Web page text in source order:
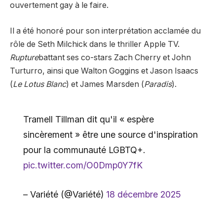
ouvertement gay à le faire.
Il a été honoré pour son interprétation acclamée du
rôle de Seth Milchick dans le thriller Apple TV.
Rupturebattant ses co-stars Zach Cherry et John
Turturro, ainsi que Walton Goggins et Jason Isaacs
(Le Lotus Blanc) et James Marsden (Paradis).
Tramell Tillman dit qu'il « espère
sincèrement » être une source d'inspiration
pour la communauté LGBTQ+.
pic.twitter.com/O0Dmp0Y7fK
– Variété (@Variété) 18 décembre 2025